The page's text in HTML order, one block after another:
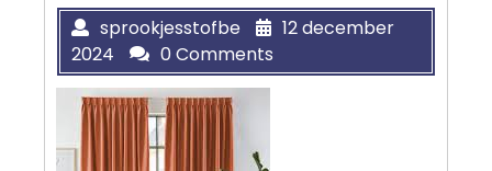
sprookjesstofbe
12 december
2024
0 Comments